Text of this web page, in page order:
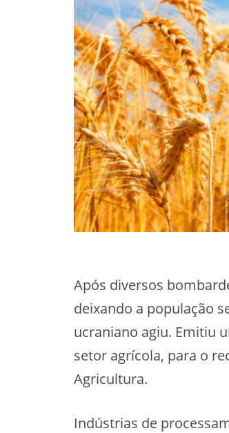
Após diversos
deixando a população
ucraniano agiu. Emitiu
setor agrícola, para o
Agricultura.
Indústrias de